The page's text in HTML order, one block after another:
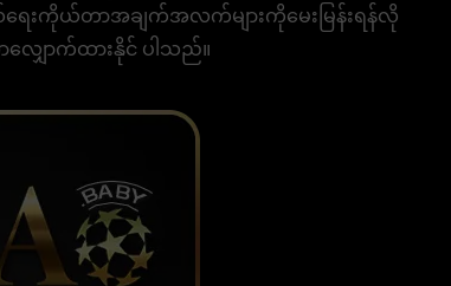
းကိုယ်တာအချက်အလက်များကိုမေးမြန်းရန်လို
လျှောက်ထားနိုင် ပါသည်။